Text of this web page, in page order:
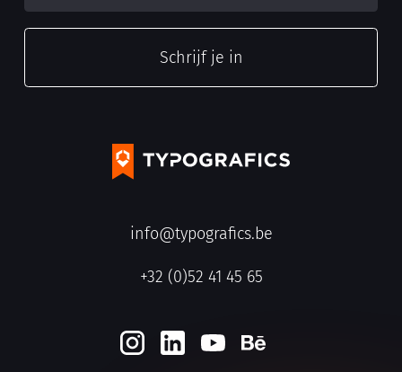
info@typografics.be
+32 (0)52 41 45 65